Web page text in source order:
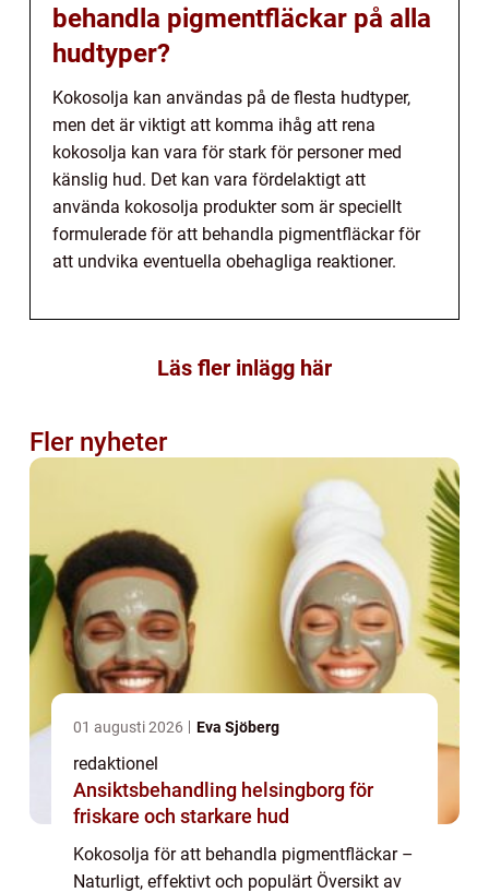
behandla pigmentfläckar på alla
hudtyper?
Kokosolja kan användas på de flesta hudtyper,
men det är viktigt att komma ihåg att rena
kokosolja kan vara för stark för personer med
känslig hud. Det kan vara fördelaktigt att
använda kokosolja produkter som är speciellt
formulerade för att behandla pigmentfläckar för
att undvika eventuella obehagliga reaktioner.
Läs fler inlägg här
Fler nyheter
01 augusti 2026 Eva Sjöberg
redaktionel
Ansiktsbehandling helsingborg för
friskare och starkare hud
Kokosolja för att behandla pigmentfläckar –
Naturligt, effektivt och populärt Översikt av